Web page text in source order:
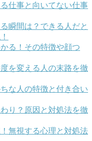
仕事と向いてない仕事
瞬間は？できる人だと
る！その特徴や顔つ
を変える人の末路を徹
な人の特徴と付き合い
り？原因と対処法を徹
無視する心理と対処法